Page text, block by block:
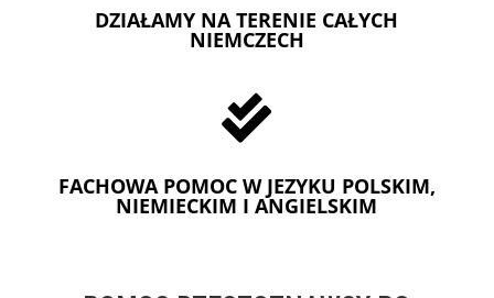
DZIAŁAMY NA TERENIE CAŁYCH
NIEMCZECH

FACHOWA POMOC W JEZYKU POLSKIM,
NIEMIECKIM I ANGIELSKIM